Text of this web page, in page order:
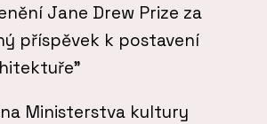
Jane Drew Prize za
příspěvek k postavení
Ministerstva kultury